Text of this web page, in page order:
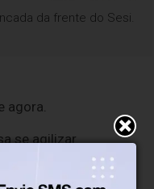
da frente do Sesi.
agora.
se agilizar.